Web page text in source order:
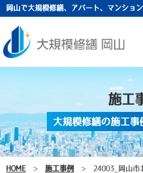
岡山で大規模修繕、アパート、マンショ
施工
大規模修繕の施工事
HOME > 施工事例 > 24003_岡山